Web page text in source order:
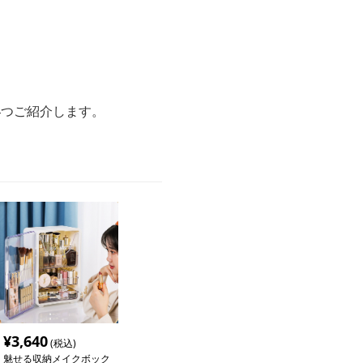
ご紹介します。
¥3,640(税込)
魅せる収納メイクボック